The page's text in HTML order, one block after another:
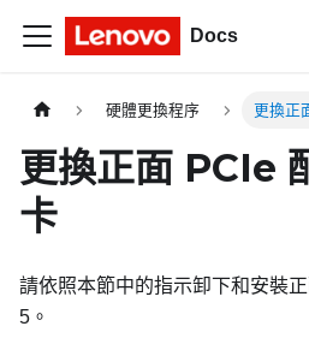
Docs
硬體更換程序 更換正
更換正面 PCIe
卡
請依照本節中的指示卸下和安裝
5。